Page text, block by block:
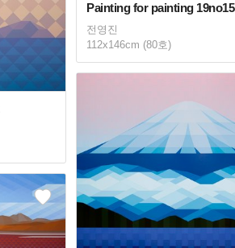
Painting for painting 19no15
전영진
112x146cm (80호)